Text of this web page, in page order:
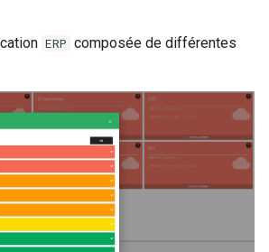
ERP composée de différentes